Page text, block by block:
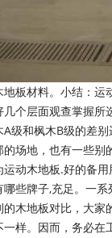
材料。小结：运
个层面观查掌握
级和枫木B级的差
场地，也有一些
动木地板.好的备
些牌子,充足。一
木地板对比，大
样。因而，务必